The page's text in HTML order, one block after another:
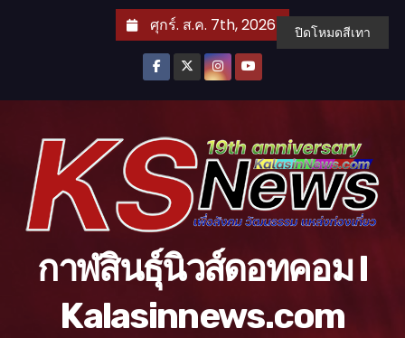
ศุกร์. ส.ค. 7th, 2026
กาฬสินธุ์นิวส์ดอทคอม l
Kalasinnews.com
ปิดโหมดสีเทา